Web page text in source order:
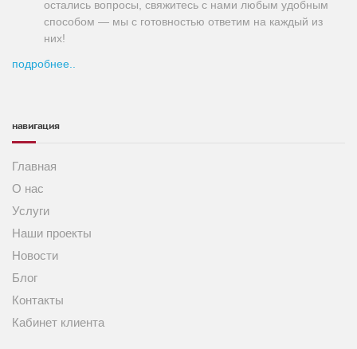
остались вопросы, свяжитесь с нами любым удобным
способом — мы с готовностью ответим на каждый из
них!
подробнее..
навигация
Главная
О нас
Услуги
Наши проекты
Новости
Блог
Контакты
Кабинет клиента